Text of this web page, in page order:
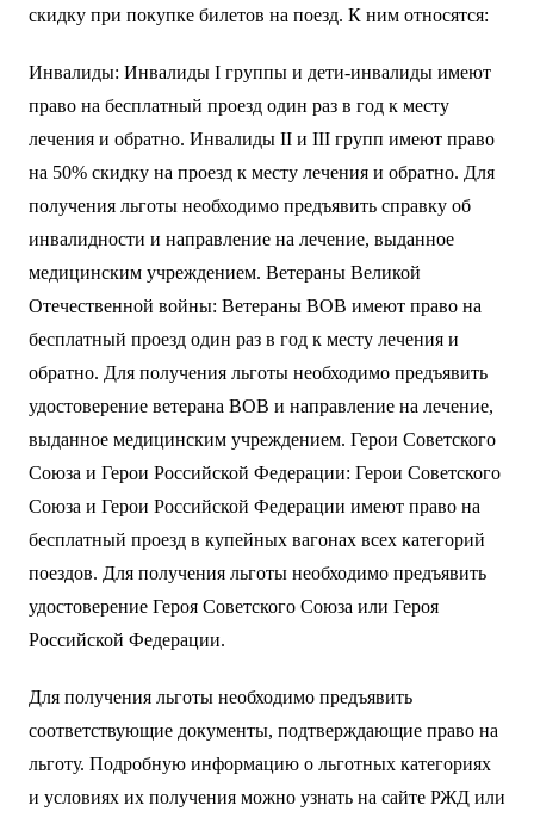
скидку при покупке билетов на поезд. К ним относятся:
Инвалиды: Инвалиды I группы и дети-инвалиды имеют
право на бесплатный проезд один раз в год к месту
лечения и обратно. Инвалиды II и III групп имеют право
на 50% скидку на проезд к месту лечения и обратно. Для
получения льготы необходимо предъявить справку об
инвалидности и направление на лечение, выданное
медицинским учреждением. Ветераны Великой
Отечественной войны: Ветераны ВОВ имеют право на
бесплатный проезд один раз в год к месту лечения и
обратно. Для получения льготы необходимо предъявить
удостоверение ветерана ВОВ и направление на лечение,
выданное медицинским учреждением. Герои Советского
Союза и Герои Российской Федерации: Герои Советского
Союза и Герои Российской Федерации имеют право на
бесплатный проезд в купейных вагонах всех категорий
поездов. Для получения льготы необходимо предъявить
удостоверение Героя Советского Союза или Героя
Российской Федерации.
Для получения льготы необходимо предъявить
соответствующие документы, подтверждающие право на
льготу. Подробную информацию о льготных категориях
и условиях их получения можно узнать на сайте РЖД или